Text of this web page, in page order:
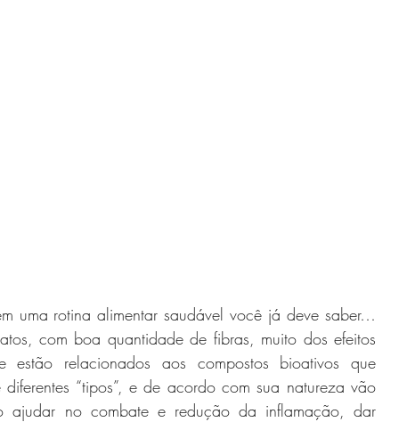
uma rotina alimentar saudável você já deve saber…
com boa quantidade de fibras, muito dos efeitos
estão relacionados aos compostos bioativos que
“tipos”, e de acordo com sua natureza vão
ajudar no combate e redução da inflamação, dar